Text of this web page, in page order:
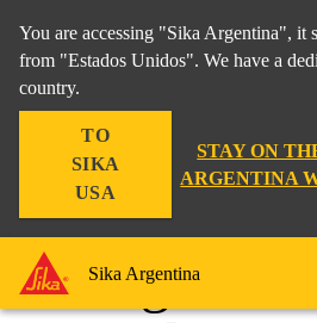
You are accessing "Sika Argentina", it
from "Estados Unidos". We have a
country.
TO
SIKA
USA
STAY ON
ARGENTINA
Sika Argentina